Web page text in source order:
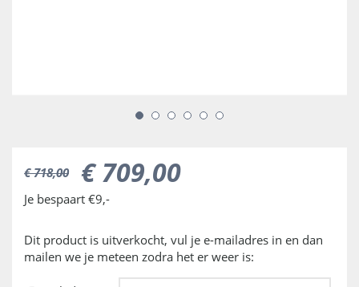
€ 718,00 € 709,00
Je bespaart €9,-
Dit product is uitverkocht, vul je e-mailadres in en dan
mailen we je meteen zodra het er weer is: